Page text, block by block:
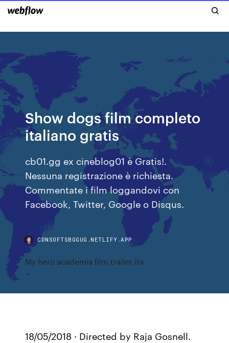
Show dogs film completo
italiano gratis
cb01.gg ex cineblog01 è Gratis!.
Nessuna registrazione è richiesta.
Commentate i film loggandovi con
Facebook, Twitter, Google o Disqus.
CDNSOFTSBGGUG.NETLIFY.APP
My hero academia film trailer ita
18/05/2018 · Directed by Raja Gosnell.